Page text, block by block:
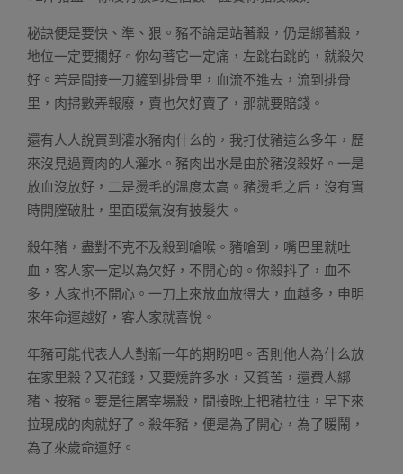
秘訣便是要快、準、狠。豬不論是站著殺，仍是綁著殺，
地位一定要擱好。你勾著它一定痛，左跳右跳的，就殺欠
好。若是間接一刀鏟到排骨里，血流不進去，流到排骨
里，肉掃數弄報廢，賣也欠好賣了，那就要賠錢。
還有人人說買到灌水豬肉什么的，我打仗豬這么多年，歷
來沒見過賣肉的人灌水。豬肉出水是由於豬沒殺好。一是
放血沒放好，二是燙毛的溫度太高。豬燙毛之后，沒有實
時開膛破肚，里面暖氣沒有披髮失。
殺年豬，盡對不克不及殺到嗆喉。豬嗆到，嘴巴里就吐
血，客人家一定以為欠好，不開心的。你殺抖了，血不
多，人家也不開心。一刀上來放血放得大，血越多，申明
來年命運越好，客人家就喜悅。
年豬可能代表人人對新一年的期盼吧。否則他人為什么放
在家里殺？又花錢，又要燒許多水，又貧苦，還費人綁
豬、按豬。要是往屠宰場殺，間接晚上把豬拉往，早下來
拉現成的肉就好了。殺年豬，便是為了開心，為了暖鬧，
為了來歲命運好。